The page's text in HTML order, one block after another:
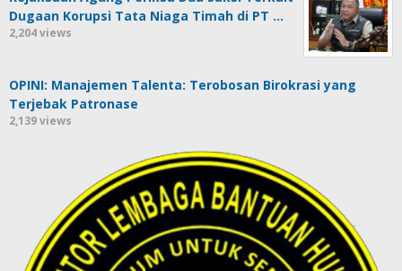
Dugaan Korupsi Tata Niaga Timah di PT …
2,204 views
OPINI: Manajemen Talenta: Terobosan Birokrasi yang
Terjebak Patronase
2,139 views